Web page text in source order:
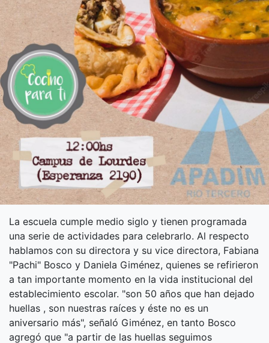
La escuela cumple medio siglo y tienen programada
una serie de actividades para celebrarlo. Al respecto
hablamos con su directora y su vice directora, Fabiana
"Pachi" Bosco y Daniela Giménez, quienes se refirieron
a tan importante momento en la vida institucional del
establecimiento escolar. "son 50 años que han dejado
huellas , son nuestras raíces y éste no es un
aniversario más", señaló Giménez, en tanto Bosco
agregó que "a partir de las huellas seguimos